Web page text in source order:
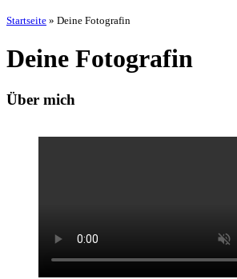
Startseite » Deine Fotografin
Deine Fotografin
Über mich